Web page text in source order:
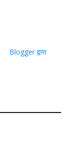
Blogger द्वारा